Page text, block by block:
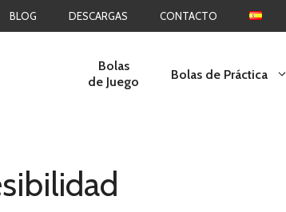
BLOG DESCARGAS CONTACTO
Bolas
de Juego
Bolas de Práctica